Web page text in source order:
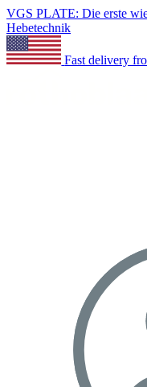
VGS PLATE: Die erste
Hebetechnik
Fast delivery